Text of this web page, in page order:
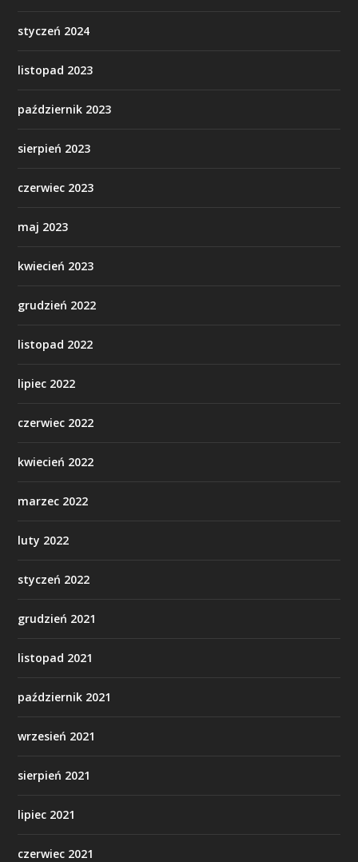
styczeń 2024
listopad 2023
październik 2023
sierpień 2023
czerwiec 2023
maj 2023
kwiecień 2023
grudzień 2022
listopad 2022
lipiec 2022
czerwiec 2022
kwiecień 2022
marzec 2022
luty 2022
styczeń 2022
grudzień 2021
listopad 2021
październik 2021
wrzesień 2021
sierpień 2021
lipiec 2021
czerwiec 2021